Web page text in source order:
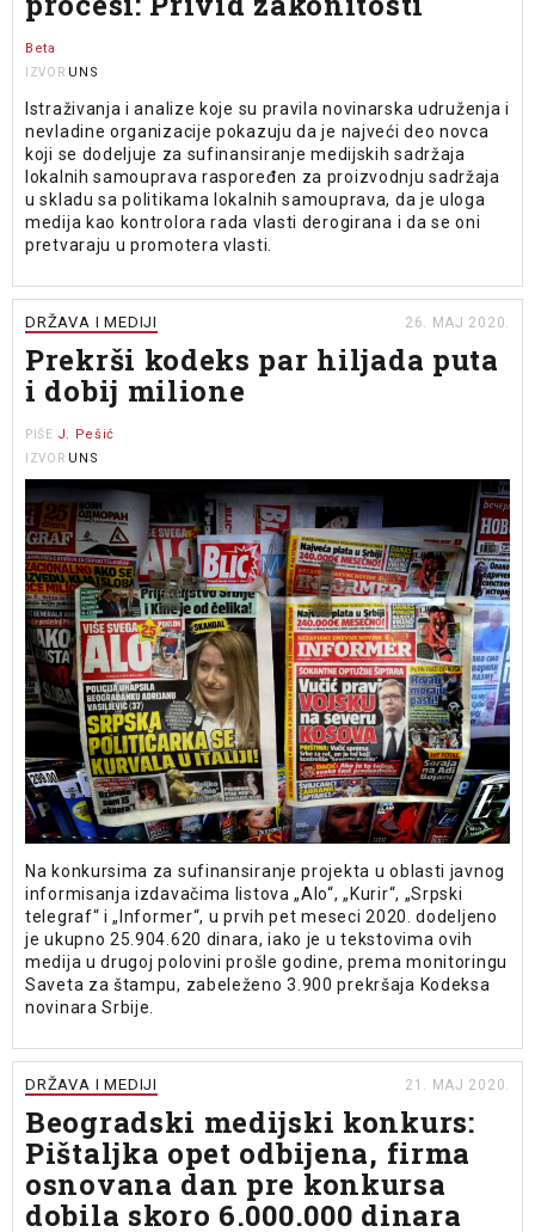
Beta
IZVOR UNS
Istraživanja i analize koje su pravila novinarska udruženja i
nevladine organizacije pokazuju da je najveći deo novca
koji se dodeljuje za sufinansiranje medijskih sadržaja
lokalnih samouprava raspoređen za proizvodnju sadržaja
u skladu sa politikama lokalnih samouprava, da je uloga
medija kao kontrolora rada vlasti derogirana i da se oni
pretvaraju u promotera vlasti.
DRŽAVA I MEDIJI 26. MAJ 2020.
Prekrši kodeks par hiljada puta
i dobij milione
PIŠE J. Pešić
IZVOR UNS
Na konkursima za sufinansiranje projekta u oblasti javnog
informisanja izdavačima listova „Alo“, „Kurir“, „Srpski
telegraf“ i „Informer“, u prvih pet meseci 2020. dodeljeno
je ukupno 25.904.620 dinara, iako je u tekstovima ovih
medija u drugoj polovini prošle godine, prema monitoringu
Saveta za štampu, zabeleženo 3.900 prekršaja Kodeksa
novinara Srbije.
DRŽAVA I MEDIJI 21. MAJ 2020.
Beogradski medijski konkurs:
Pištaljka opet odbijena, firma
osnovana dan pre konkursa
dobila skoro 6.000.000 dinara